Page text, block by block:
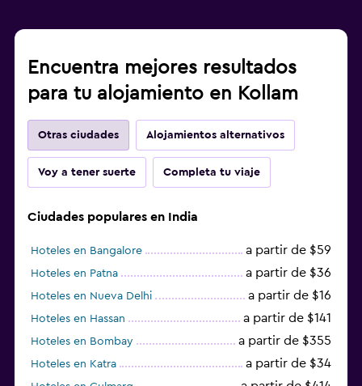
Encuentra mejores resultados
para tu alojamiento en Kollam
Otras ciudades Alojamientos alternativos
Voy a tener suerte Completa tu viaje
Ciudades populares en India
Hoteles en Bangalore a partir de $59
Hoteles en Patna a partir de $36
Hoteles en Nueva Delhi a partir de $16
Hoteles en Hassan a partir de $141
Hoteles en Bombay a partir de $355
Hoteles en Katra a partir de $34